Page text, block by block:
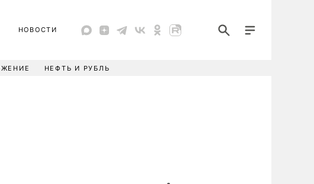
НОВОСТИ
НЕФТЬ И РУБЛЬ